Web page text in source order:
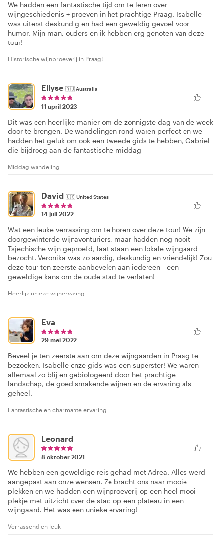
We hadden een fantastische tijd om te leren over
wijngeschiedenis + proeven in het prachtige Praag. Isabelle
was uiterst deskundig en had een geweldig gevoel voor
humor. Mijn man, ouders en ik hebben erg genoten van deze
tour!
Historische wijnproeverij in Praag!
Ellyse 🇦🇺Australia
11 april 2023
Dit was een heerlijke manier om de zonnigste dag van de week
door te brengen. De wandelingen rond waren perfect en we
hadden het geluk om ook een tweede gids te hebben, Gabriel
die bijdroeg aan de fantastische middag
Middag wandeling
David 🇺🇸United States
14 juli 2022
Wat een leuke verrassing om te horen over deze tour! We zijn
doorgewinterde wijnavonturiers, maar hadden nog nooit
Tsjechische wijn geproefd, laat staan een lokale wijngaard
bezocht. Veronika was zo aardig, deskundig en vriendelijk! Zou
deze tour ten zeerste aanbevelen aan iedereen - een
geweldige kans om de oude stad te verlaten!
Heerlijk unieke wijnervaring
Eva
29 mei 2022
Beveel je ten zeerste aan om deze wijngaarden in Praag te
bezoeken. Isabelle onze gids was een superster! We waren
allemaal zo blij en gebiologeerd door het prachtige
landschap, de goed smakende wijnen en de ervaring als
geheel.
Fantastische en charmante ervaring
Leonard
8 oktober 2021
We hebben een geweldige reis gehad met Adrea. Alles werd
aangepast aan onze wensen. Ze bracht ons naar mooie
plekken en we hadden een wijnproeverij op een heel mooi
plekje met uitzicht over de stad op een plateau in een
wijngaard. Het was een unieke ervaring!
Verrassend en leuk